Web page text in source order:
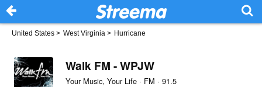
United States > West Virginia > Hurricane
Walk FM - WPJW
Your Music, Your Life · FM · 91.5